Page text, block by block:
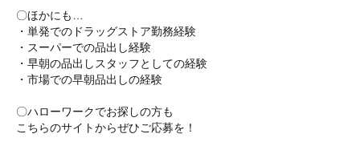
〇ほかにも…
・単発でのドラッグストア勤務経験
・スーパーでの品出し経験
・早朝の品出しスタッフとしての経験
・市場での早朝品出しの経験
〇ハローワークでお探しの方も
こちらのサイトからぜひご応募を！